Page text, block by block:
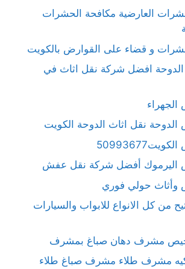
العارضية مكافحة الحشرات
و قضاء على القوارض بالكويت
افضل شركة نقل اثاث في
نقل اثاث الدوحة الكويت
أفضل شركة نقل عفش
حولي فوري
من كل الانواع للابواب والسيارات
مشرف دهان صباغ بمشرف
مشرف طلاء مشرف صباغ طلاء